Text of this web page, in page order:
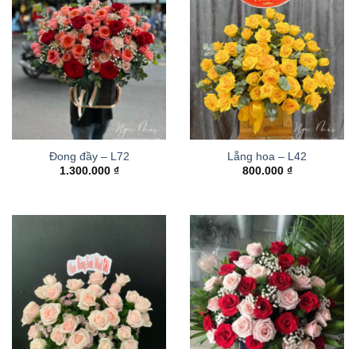
Đong đầy – L72
1.300.000 ₫
Lẵng hoa – L42
800.000 ₫